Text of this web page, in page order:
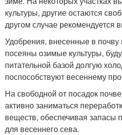
культуры, другие остаются
другом случае рекомендуется
Удобрения, внесенные в почву
посеяны озимые культуры,
питательной базой долгую
поспособствуют весеннему
На свободной от посадок
активно заниматься
веществ, обеспечивая запасы
для весеннего сева.